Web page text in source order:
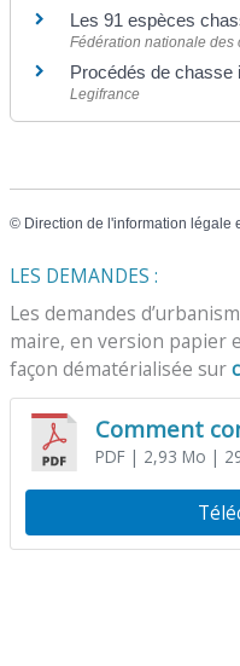
Les 91 espèces
Fédération nationale des
Procédés de chasse
Legifrance
© Direction de l'information légale
LES DEMANDES :
Les demandes
maire, en version papier
façon dématérialisée sur
Comment
PDF| 2,93 Mo |